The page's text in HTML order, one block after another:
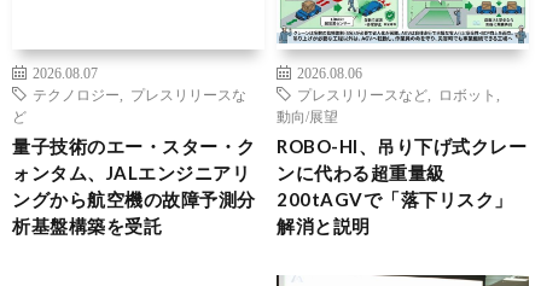
2026.08.07
テクノロジー
プレスリリースな
ど
量子技術のエー・スター・ク
ォンタム、JALエンジニアリ
ングから航空機の故障予測分
析基盤構築を受託
2026.08.06
プレスリリースなど
ロボット
動向/展望
ROBO-HI、吊り下げ式クレー
ンに代わる超重量級
200tAGVで「落下リスク」
解消と説明